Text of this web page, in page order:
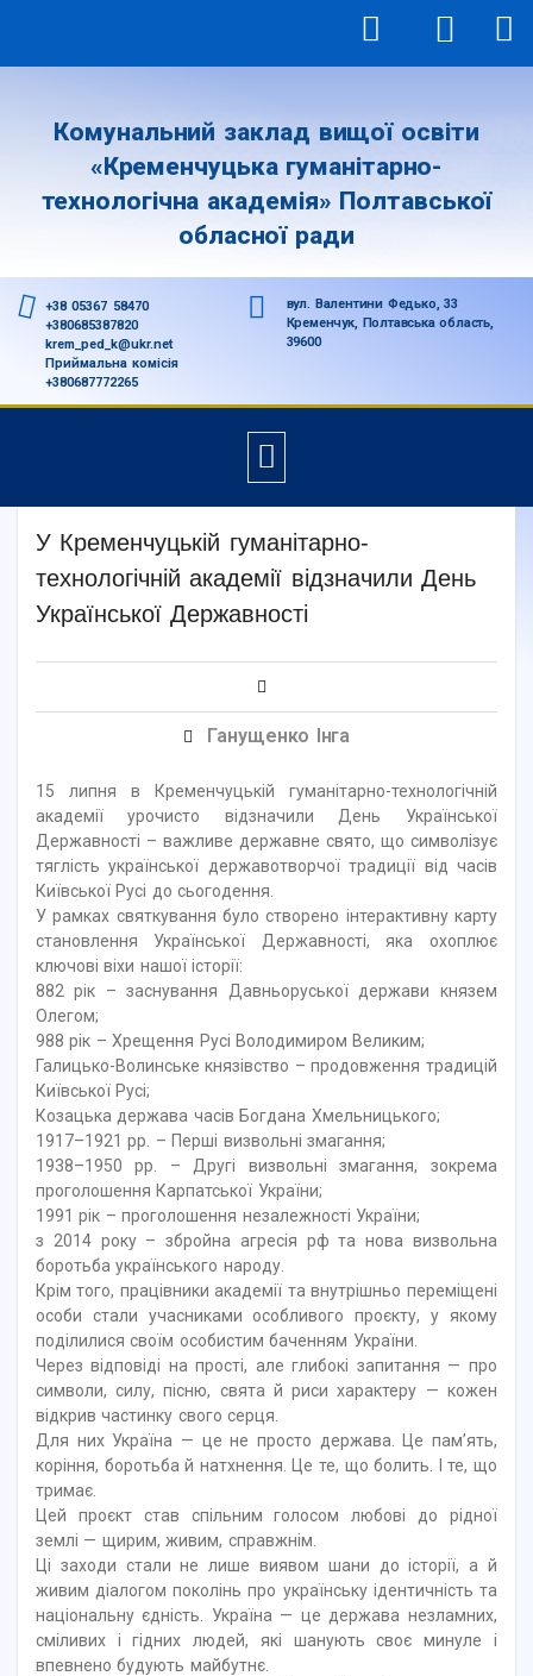
Комунальний заклад вищої освіти
«Кременчуцька гуманітарно-
технологічна академія» Полтавської
обласної ради
+38 05367 58470
+380685387820
krem_ped_k@ukr.net
Приймальна комісія
+380687772265
вул. Валентини Федько, 33
Кременчук, Полтавська область,
39600
У Кременчуцькій гуманітарно-
технологічній академії відзначили День
Української Державності
Ганущенко Інга
15 липня в Кременчуцькій гуманітарно-технологічній
академії урочисто відзначили День Української
Державності – важливе державне свято, що символізує
тяглість української державотворчої традиції від часів
Київської Русі до сьогодення.
У рамках святкування було створено інтерактивну карту
становлення Української Державності, яка охоплює
ключові віхи нашої історії:
882 рік – заснування Давньоруської держави князем
Олегом;
988 рік – Хрещення Русі Володимиром Великим;
Галицько-Волинське князівство – продовження традицій
Київської Русі;
Козацька держава часів Богдана Хмельницького;
1917–1921 рр. – Перші визвольні змагання;
1938–1950 рр. – Другі визвольні змагання, зокрема
проголошення Карпатської України;
1991 рік – проголошення незалежності України;
з 2014 року – збройна агресія рф та нова визвольна
боротьба українського народу.
Крім того, працівники академії та внутрішньо переміщені
особи стали учасниками особливого проєкту, у якому
поділилися своїм особистим баченням України.
Через відповіді на прості, але глибокі запитання — про
символи, силу, пісню, свята й риси характеру — кожен
відкрив частинку свого серця.
Для них Україна — це не просто держава. Це пам’ять,
коріння, боротьба й натхнення. Це те, що болить. І те, що
тримає.
Цей проєкт став спільним голосом любові до рідної
землі — щирим, живим, справжнім.
Ці заходи стали не лише виявом шани до історії, а й
живим діалогом поколінь про українську ідентичність та
національну єдність. Україна — це держава незламних,
сміливих і гідних людей, які шанують своє минуле і
впевнено будують майбутнє.